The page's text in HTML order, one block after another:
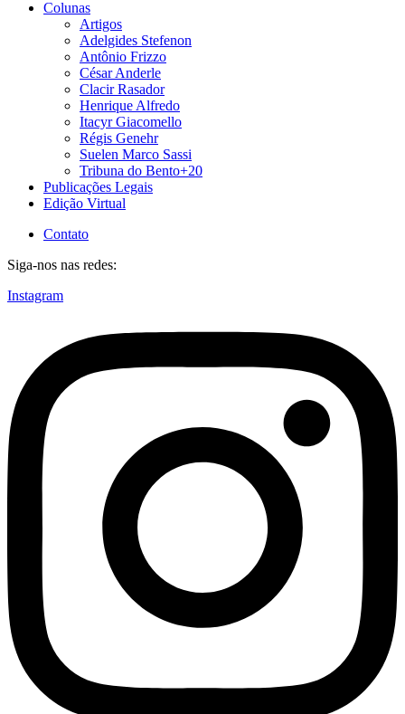
Colunas
Artigos
Adelgides Stefenon
Antônio Frizzo
César Anderle
Clacir Rasador
Henrique Alfredo
Itacyr Giacomello
Régis Genehr
Suelen Marco Sassi
Tribuna do Bento+20
Publicações Legais
Edição Virtual
Contato
Siga-nos nas redes:
Instagram